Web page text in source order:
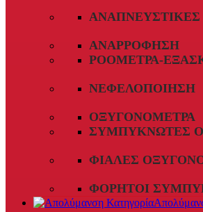
ΑΝΑΡΡΌΦΗΣΗ
ΡΟΌΜΕΤΡΑ-
ΝΕΦΕΛΟΠΟΊΗΣΗ
ΟΞΥΓΟΝΌΜΕΤΡΑ
ΣΥΜΠΥΚΝΩΤΈΣ
ΦΙΆΛΕΣ
ΦΟΡΗΤΟΊ